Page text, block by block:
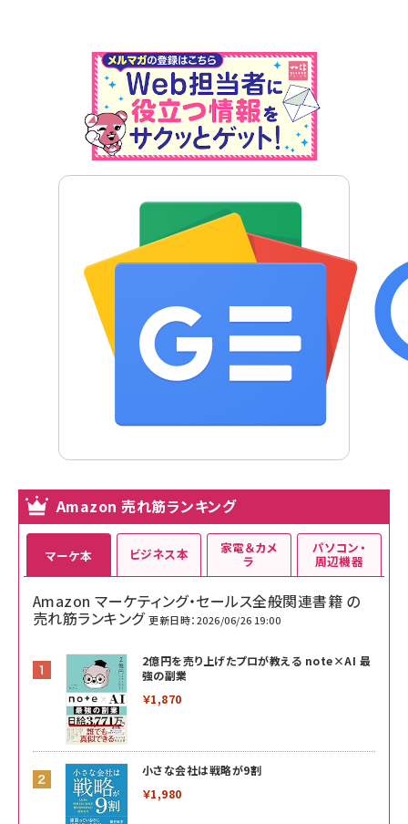
Amazon 売れ筋ランキング
マーケ本
Amazon マーケティング・セールス全般関連書籍 の
売れ筋ランキング 更新日時：2026/06/26 19:00
2億円を売り上げたプロが教える note×AI 最
強の副業
￥1,870
小さな会社は戦略が9割
￥1,980
ビジネス本 家電＆カメ
ラ
パソコン・
周辺機器